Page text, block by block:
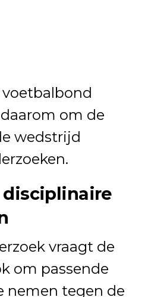
om de
wedstrijd
disciplinaire
vraagt de
om passende
nemen tegen de